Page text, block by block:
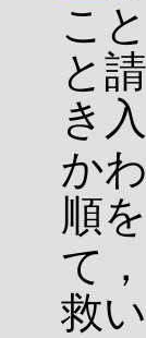
こ
と
き
か
順
て
救